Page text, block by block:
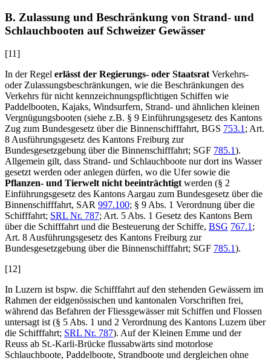
B. Zulassung und Beschränkung von Strand- und
Schlauchbooten auf Schweizer Gewässer
[11]
In der Regel erlässt der Regierungs- oder StaatsratVerkehrs-
oder Zulassungsbeschränkungen, wie die Beschränkungen des
Verkehrs für nicht kennzeichnungspflichtigen Schiffen wie
Paddelbooten, Kajaks, Windsurfern, Strand- und ähnlichen kleinen
Vergnügungsbooten (siehe z.B. § 9 Einführungsgesetz des Kantons
Zug zum Bundesgesetz über die Binnenschifffahrt, BGS 753.1; Art.
8 Ausführungsgesetz des Kantons Freiburg zur
Bundesgesetzgebung über die Binnenschifffahrt; SGF 785.1).
Allgemein gilt, dass Strand- und Schlauchboote nur dort ins Wasser
gesetzt werden oder anlegen dürfen, wo die Ufer sowie die
Pflanzen- und Tierwelt nicht beeinträchtigtwerden (§ 2
Einführungsgesetz des Kantons Aargau zum Bundesgesetz über die
Binnenschifffahrt, SAR 997.100; § 9 Abs. 1 Verordnung über die
Schifffahrt; SRL Nr. 787; Art. 5 Abs. 1 Gesetz des Kantons Bern
über die Schifffahrt und die Besteuerung der Schiffe, BSG 767.1;
Art. 8 Ausführungsgesetz des Kantons Freiburg zur
Bundesgesetzgebung über die Binnenschifffahrt; SGF 785.1).
[12]
In Luzern ist bspw. die Schifffahrt auf den stehenden Gewässern im
Rahmen der eidgenössischen und kantonalen Vorschriften frei,
während das Befahren der Fliessgewässer mit Schiffen und Flossen
untersagt ist (§ 5 Abs. 1 und 2 Verordnung des Kantons Luzern über
die Schifffahrt; SRL Nr. 787). Auf der Kleinen Emme und der
Reuss ab St.-Karli-Brücke flussabwärts sind motorlose
Schlauchboote, Paddelboote, Strandboote und dergleichen ohne